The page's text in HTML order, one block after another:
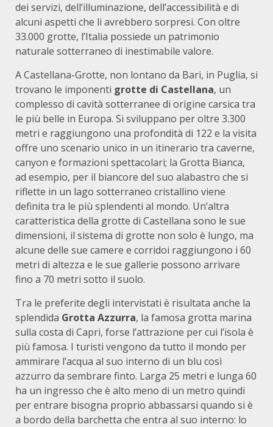
dei servizi, dell’illuminazione, dell’accessibilità e di
alcuni aspetti che li avrebbero sorpresi. Con oltre
33.000 grotte, l’Italia possiede un patrimonio
naturale sotterraneo di inestimabile valore.
A Castellana-Grotte, non lontano da Bari, in Puglia, si
trovano le imponenti grotte di Castellana, un
complesso di cavità sotterranee di origine carsica tra
le più belle in Europa. Si sviluppano per oltre 3.300
metri e raggiungono una profondità di 122 e la visita
offre uno scenario unico in un itinerario tra caverne,
canyon e formazioni spettacolari; la Grotta Bianca,
ad esempio, per il biancore del suo alabastro che si
riflette in un lago sotterraneo cristallino viene
definita tra le più splendenti al mondo. Un’altra
caratteristica della grotte di Castellana sono le sue
dimensioni, il sistema di grotte non solo è lungo, ma
alcune delle sue camere e corridoi raggiungono i 60
metri di altezza e le sue gallerie possono arrivare
fino a 70 metri sotto il suolo.
Tra le preferite degli intervistati è risultata anche la
splendida Grotta Azzurra, la famosa grotta marina
sulla costa di Capri, forse l’attrazione per cui l’isola è
più famosa. I turisti vengono da tutto il mondo per
ammirare l’acqua al suo interno di un blu così
azzurro da sembrare finto. Larga 25 metri e lunga 60
ha un ingresso che è alto meno di un metro quindi
per entrare bisogna proprio abbassarsi quando si è
a bordo della barchetta che entra al suo interno: lo